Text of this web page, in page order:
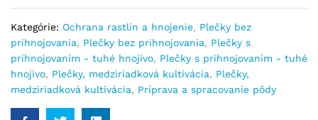
Kategórie: Ochrana rastlín a hnojenie, Plečky bez
prihnojovania, Plečky bez prihnojovania, Plečky s
prihnojovaním - tuhé hnojivo, Plečky s prihnojovaním - tuhé
hnojivo, Plečky, medziriadková kultivácia, Plečky,
medziriadková kultivácia, Príprava a spracovanie pôdy